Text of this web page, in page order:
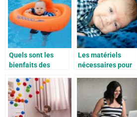
Quels sont les
bienfaits des
nageur?
Les matériels
nécessaires pour
comme il se doit